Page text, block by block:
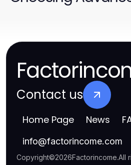
Contact us
Home Page News
info@factorincome.com
Copyright©2026Factorincome.All